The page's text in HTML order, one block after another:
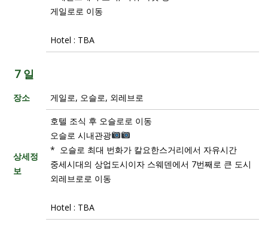
게일로로 이동
Hotel : TBA
7 일
장소 게일로, 오슬로, 외레브로
상세정
보
호텔 조식 후 오슬로로 이동
오슬로 시내관광
* 오슬로 최대 번화가 칼요한스거리에서 자유시간
중세시대의 상업도시이자 스웨덴에서 7번째로 큰 도시
외레브로로 이동
Hotel : TBA